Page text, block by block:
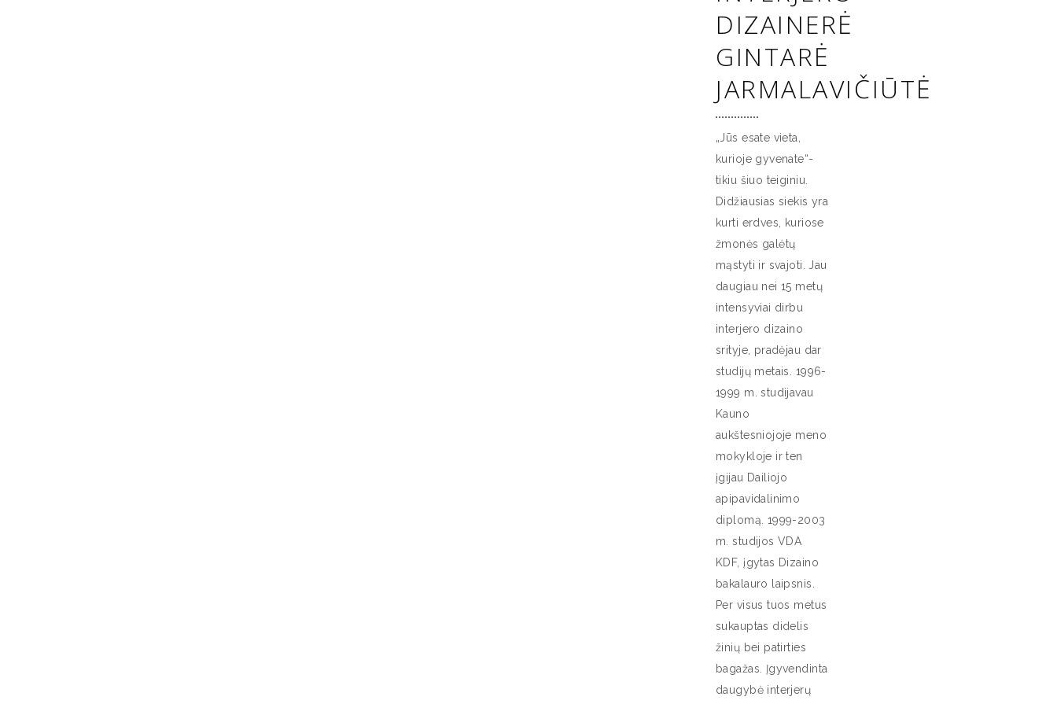
DIZAINERĖ
GINTARĖ
JARMALAVIČIŪTĖ
„Jūs esate vieta,
kurioje gyvenate“-
tikiu šiuo teiginiu.
Didžiausias siekis yra
kurti erdves, kuriose
žmonės galėtų
mąstyti ir svajoti. Jau
daugiau nei 15 metų
intensyviai dirbu
interjero dizaino
srityje, pradėjau dar
studijų metais. 1996-
1999 m. studijavau
Kauno
aukštesniojoje meno
mokykloje ir ten
įgijau Dailiojo
apipavidalinimo
diplomą. 1999-2003
m. studijos VDA
KDF, įgytas Dizaino
bakalauro laipsnis.
Per visus tuos metus
sukauptas didelis
žinių bei patirties
bagažas. Įgyvendinta
daugybė interjerų